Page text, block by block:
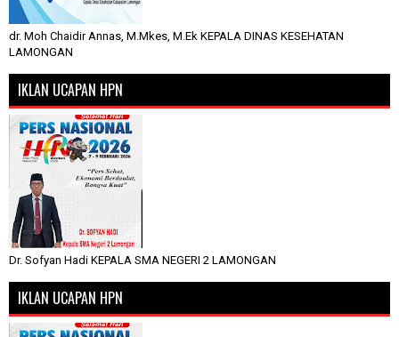
dr. Moh Chaidir Annas, M.Mkes, M.Ek KEPALA DINAS KESEHATAN
LAMONGAN
IKLAN UCAPAN HPN
Dr. Sofyan Hadi KEPALA SMA NEGERI 2 LAMONGAN
IKLAN UCAPAN HPN